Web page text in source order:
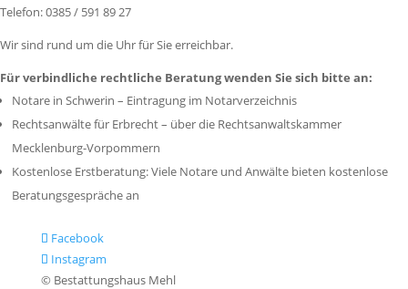
Telefon: 0385 / 591 89 27
Wir sind rund um die Uhr für Sie erreichbar.
Für verbindliche rechtliche Beratung wenden Sie sich bitte an:
Notare in Schwerin – Eintragung im Notarverzeichnis
Rechtsanwälte für Erbrecht – über die Rechtsanwaltskammer
Mecklenburg-Vorpommern
Kostenlose Erstberatung: Viele Notare und Anwälte bieten kostenlose
Beratungsgespräche an
Facebook
Instagram
© Bestattungshaus Mehl